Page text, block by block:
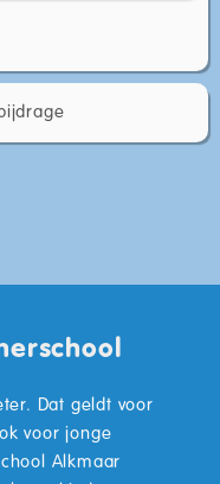
Dat geldt voor
voor jonge
Alkmaar